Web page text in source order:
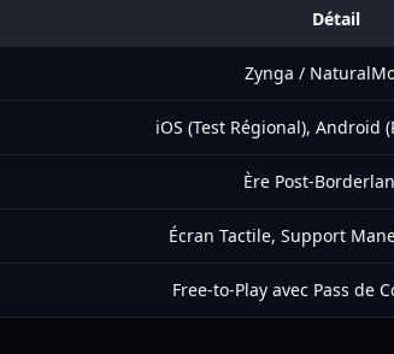
Détail
Zynga /
iOS (Test Régional), Android
Ère Post-
Écran Tactile, Support
Free-to-Play avec Pass de